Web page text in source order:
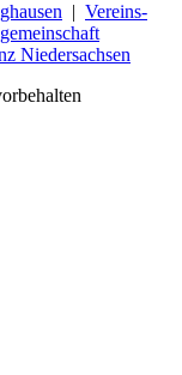
| Vereins-
Niedersachsen